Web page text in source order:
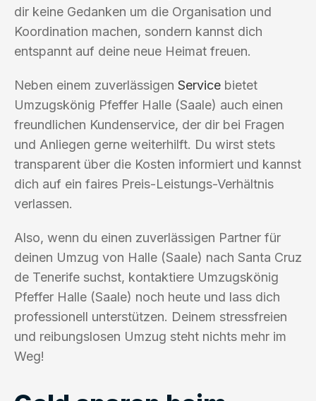
dir keine Gedanken um die Organisation und
Koordination machen, sondern kannst dich
entspannt auf deine neue Heimat freuen.
Neben einem zuverlässigen Service bietet
Umzugskönig Pfeffer Halle (Saale) auch einen
freundlichen Kundenservice, der dir bei Fragen
und Anliegen gerne weiterhilft. Du wirst stets
transparent über die Kosten informiert und kannst
dich auf ein faires Preis-Leistungs-Verhältnis
verlassen.
Also, wenn du einen zuverlässigen Partner für
deinen Umzug von Halle (Saale) nach Santa Cruz
de Tenerife suchst, kontaktiere Umzugskönig
Pfeffer Halle (Saale) noch heute und lass dich
professionell unterstützen. Deinem stressfreien
und reibungslosen Umzug steht nichts mehr im
Weg!